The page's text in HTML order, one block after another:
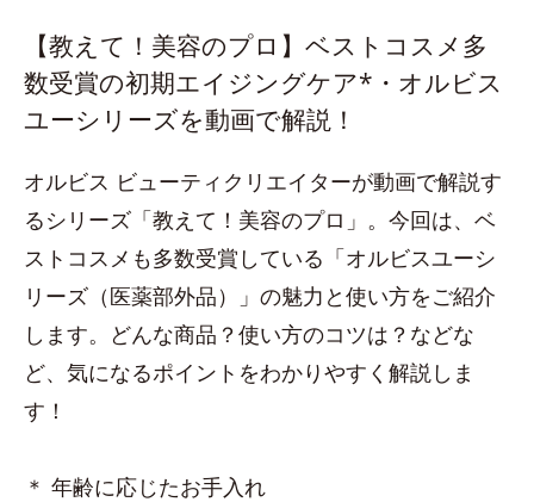
【教えて！美容のプロ】ベストコスメ多
数受賞の初期エイジングケア*・オルビス
ユーシリーズを動画で解説！
オルビス ビューティクリエイターが動画で解説す
るシリーズ「教えて！美容のプロ」。今回は、ベ
ストコスメも多数受賞している「オルビスユーシ
リーズ（医薬部外品）」の魅力と使い方をご紹介
します。どんな商品？使い方のコツは？などな
ど、気になるポイントをわかりやすく解説しま
す！
＊ 年齢に応じたお手入れ